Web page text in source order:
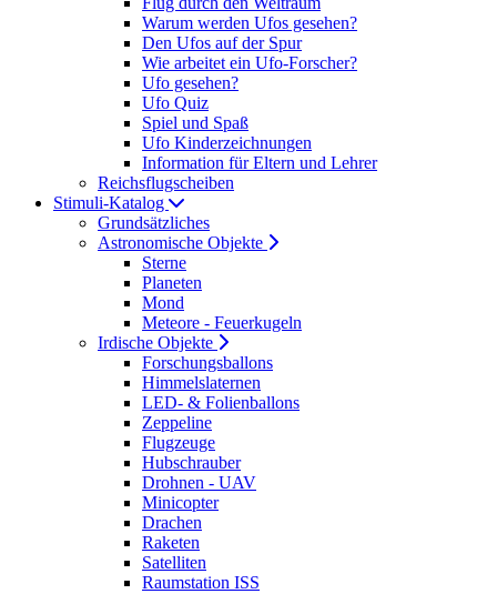
Warum werden Ufos gesehen?
Den Ufos auf der Spur
Wie arbeitet ein Ufo-Forscher?
Ufo gesehen?
Ufo Quiz
Spiel und Spaß
Ufo Kinderzeichnungen
Information für Eltern und Lehrer
Reichsflugscheiben
Stimuli-Katalog
Grundsätzliches
Astronomische Objekte
Sterne
Planeten
Mond
Meteore - Feuerkugeln
Irdische Objekte
Forschungsballons
Himmelslaternen
LED- & Folienballons
Zeppeline
Flugzeuge
Hubschrauber
Drohnen - UAV
Minicopter
Drachen
Raketen
Satelliten
Raumstation ISS